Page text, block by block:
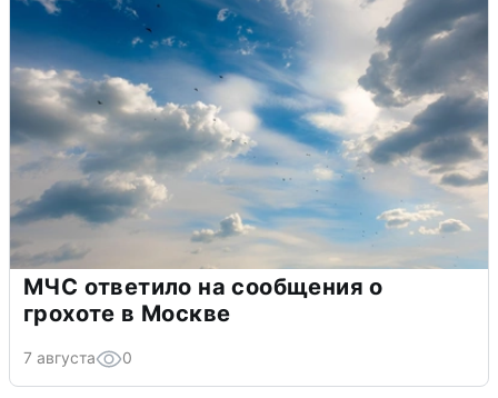
МЧС ответило на сообщения о
грохоте в Москве
7 августа 0